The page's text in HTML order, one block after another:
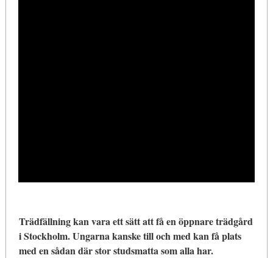
Trädfällning kan vara ett sätt att få en öppnare trädgård
i Stockholm. Ungarna kanske till och med kan få plats
med en sådan där stor studsmatta som alla har.